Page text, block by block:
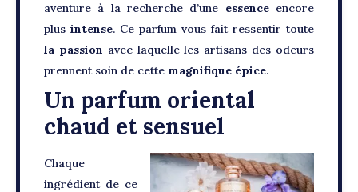
aventure à la recherche d’une essence encore
plus intense. Ce parfum vous fait ressentir toute
la passion avec laquelle les artisans des odeurs
prennent soin de cette magnifique épice.
Un parfum oriental
chaud et sensuel
Chaque
ingrédient de ce